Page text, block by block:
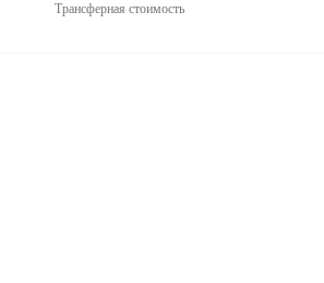
Трансферная стоимость